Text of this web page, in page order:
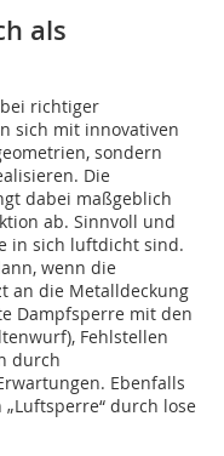
als
richtiger
sich mit innovativen
sondern
Die
dabei maßgeblich
ab. Sinnvoll und
in sich luftdicht sind.
wenn die
an die Metalldeckung
Dampfsperre mit den
Fehlstellen
durch
Ebenfalls
durch lose